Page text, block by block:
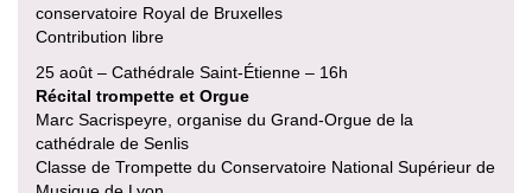
conservatoire Royal de Bruxelles
Contribution libre
25 août – Cathédrale Saint-Étienne – 16h
Récital trompette et Orgue
Marc Sacrispeyre, organise du Grand-Orgue de la
cathédrale de Senlis
Classe de Trompette du Conservatoire National Supérieur de